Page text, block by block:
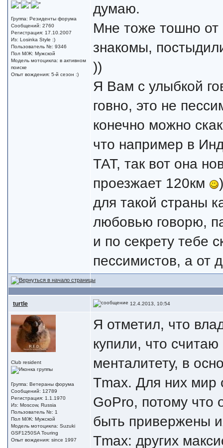
Группа: Резиденты форума
Сообщений: 2760
Регистрация: 17.10.2007
Из: Losinka Style :)
Пользователь №: 9346
Пол М/Ж: Мужской
Модель мотоцикла: в активном
поиске
Опыт вождения: 5-й сезон :)
думаю.
Мне тоже тошно
знакомы,
))
Я Вам с улыбкой
говно, это не
конечно можно
что например в
ТАТ, так вот она
проезжает 120км
для такой страны
любовью говорю,
и по секрету тебе
пессимистов, а от
turtle 12.4.2013, 10:54
Club resident
Группа: Ветераны форума
Сообщений: 12789
Регистрация: 1.1.1970
Из: Moscow, Russia
Пользователь №: 1
Пол М/Ж: Мужской
Модель мотоцикла: Suzuki
GSF1250SA Touring
Опыт вождения: since 1997
Я отметил, что
купили, что
менталитету, в
Tmax. Для них мир
GoPro, потому что
быть привержены
Tmax: других